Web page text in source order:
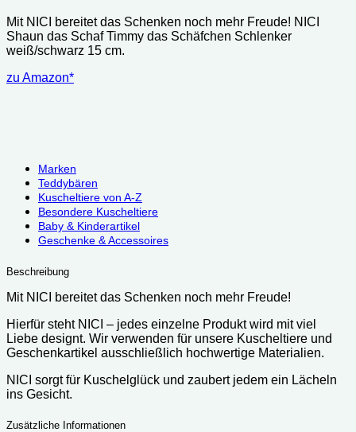
Mit NICI bereitet das Schenken noch mehr Freude! NICI
Shaun das Schaf Timmy das Schäfchen Schlenker
weiß/schwarz 15 cm.
zu Amazon*
Marken
Teddybären
Kuscheltiere von A-Z
Besondere Kuscheltiere
Baby & Kinderartikel
Geschenke & Accessoires
Beschreibung
Mit NICI bereitet das Schenken noch mehr Freude!
Hierfür steht NICI – jedes einzelne Produkt wird mit viel
Liebe designt. Wir verwenden für unsere Kuscheltiere und
Geschenkartikel ausschließlich hochwertige Materialien.
NICI sorgt für Kuschelglück und zaubert jedem ein Lächeln
ins Gesicht.
Zusätzliche Informationen